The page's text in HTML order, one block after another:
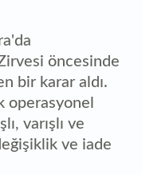
öncesinde
bir karar aldı.
operasyonel
varışlı ve
ve iade